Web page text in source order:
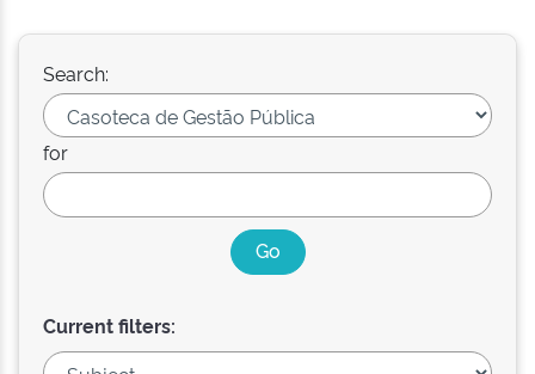
Search:
for
Current filters: